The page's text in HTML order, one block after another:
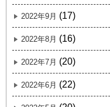
2022年9月 (17)
2022年8月 (16)
2022年7月 (20)
2022年6月 (22)